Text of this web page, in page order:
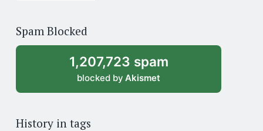
archive
Spam Blocked
1,207,723 spam
blocked by Akismet
History in tags